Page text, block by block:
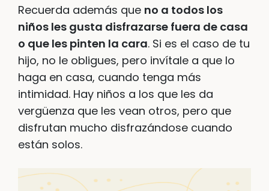
Recuerda además que no a todos los
niños les gusta disfrazarse fuera de casa
o que les pinten la cara. Si es el caso de tu
hijo, no le obligues, pero invítale a que lo
haga en casa, cuando tenga más
intimidad. Hay niños a los que les da
vergüenza que les vean otros, pero que
disfrutan mucho disfrazándose cuando
están solos.